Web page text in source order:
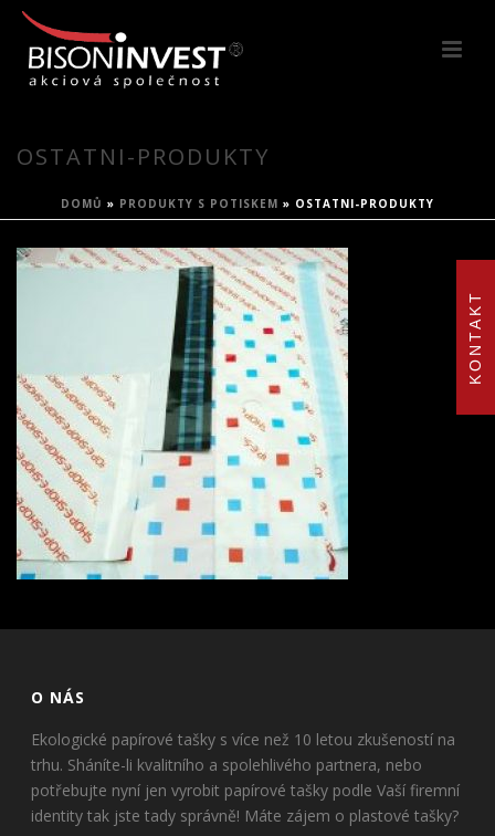
KONTAKT
OSTATNI-PRODUKTY
DOMŮ » PRODUKTY S POTISKEM » OSTATNI-PRODUKTY
O NÁS
Ekologické papírové tašky s více než 10 letou zkušeností na
trhu. Sháníte-li kvalitního a spolehlivého partnera, nebo
potřebujte nyní jen vyrobit papírové tašky podle Vaší firemní
identity tak jste tady správně! Máte zájem o plastové tašky?